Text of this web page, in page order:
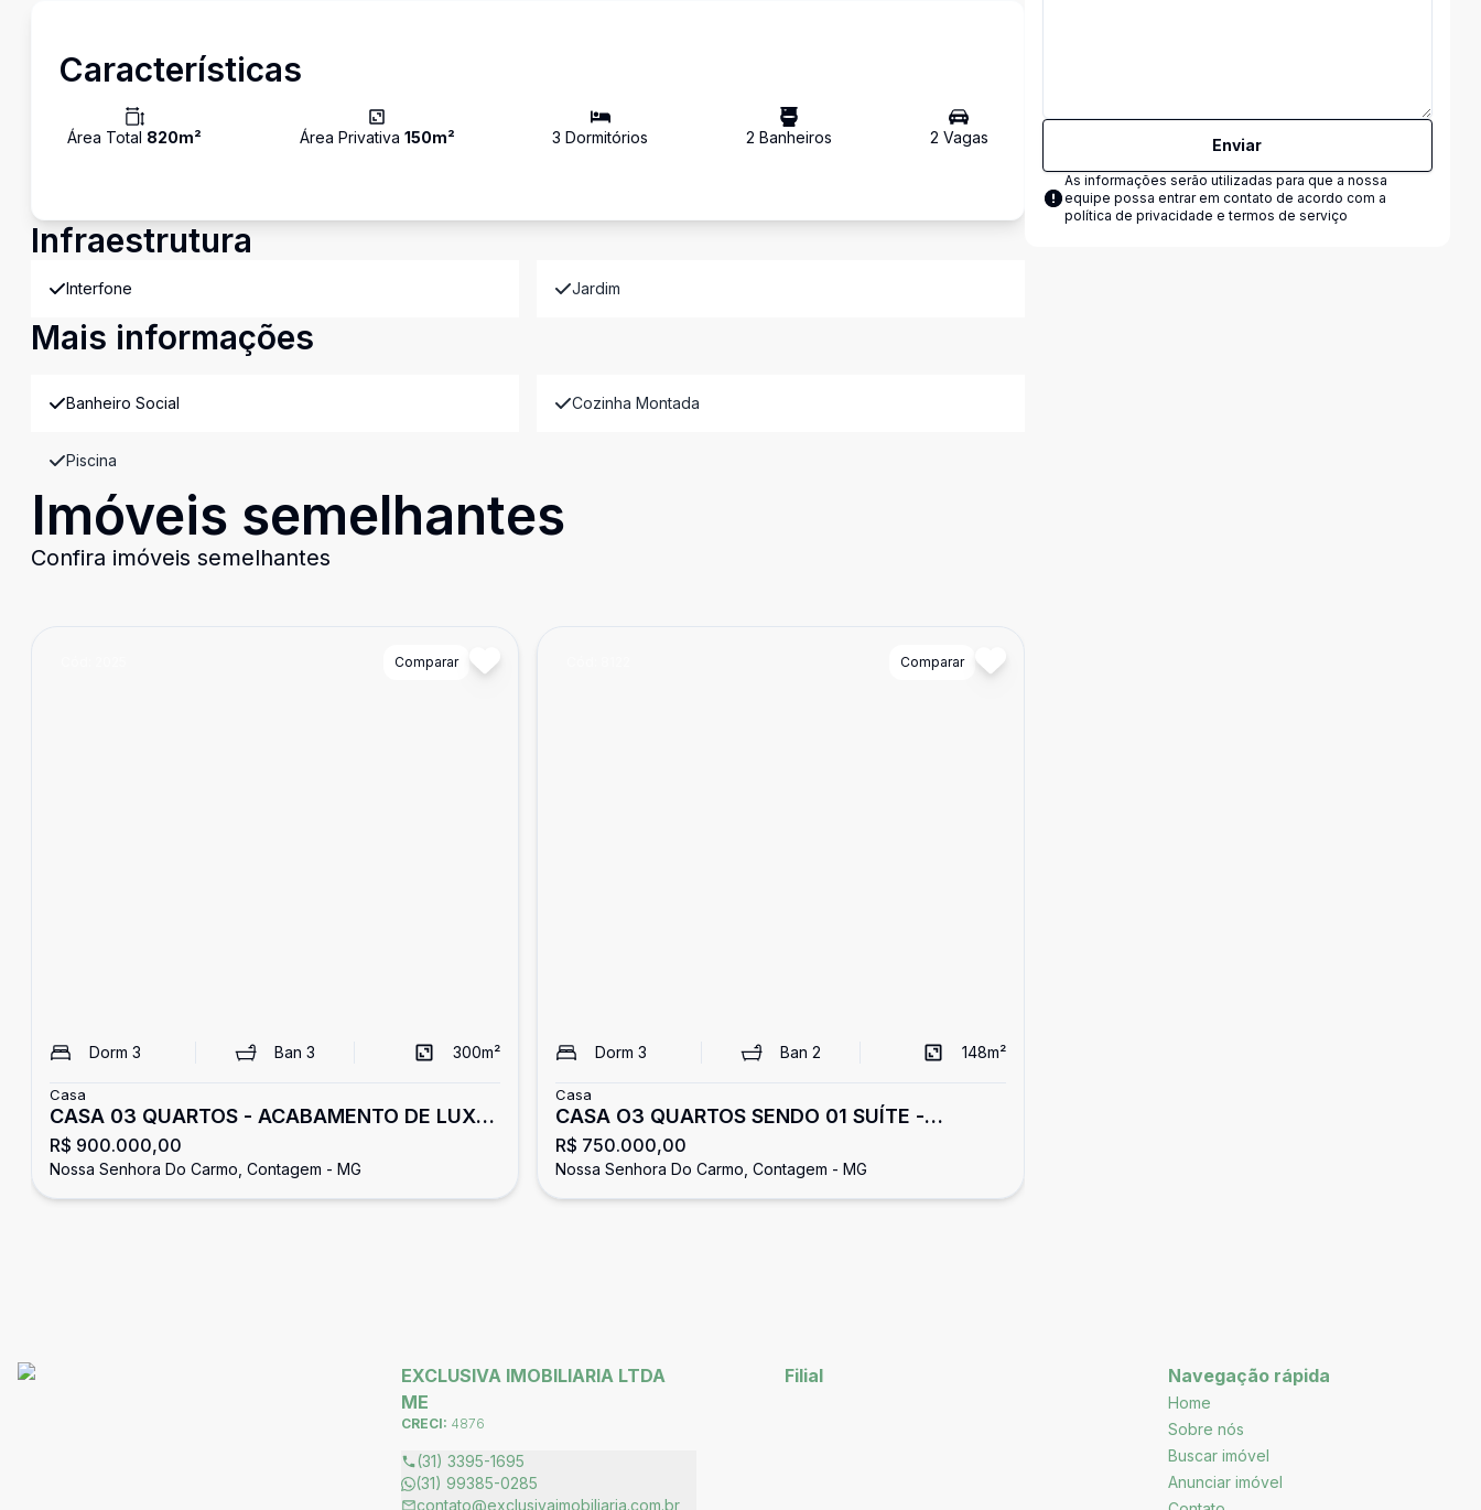
Características
Área Total 820m² Área Privativa 150m² 3 Dormitórios 2 Banheiros 2 Vagas
Infraestrutura
Interfone Jardim
Mais informações
Banheiro Social Cozinha Montada
Piscina
Imóveis semelhantes
Confira imóveis semelhantes
Comparar
Dorm 3 Ban3 300m²
Casa
CASA 03 QUARTOS - ACABAMENTO DE LUXO
- SANTA TEREZINHA
R$ 900.000,00
Nossa Senhora Do Carmo, Contagem - MG
Comparar
Dorm 3 Ban 2 148m²
Casa
CASA O3 QUARTOS SENDO 01 SUÍTE -
PISCINA - NOSSA SENHORA DO CARMO -
CONTAGEM.
R$ 750.000,00
Nossa Senhora Do Carmo, Contagem - MG
Enviar
As informações serão utilizadas para que a nossa
equipe possa entrar em contato de acordo com a
política de privacidade e termos de serviço
EXCLUSIVA IMOBILIARIA LTDA
ME
CRECI: 4876
(31) 3395-1695
(31) 99385-0285
contato@exclusivaimobiliaria.com.br
Filial Navegação rápida
Home
Sobre nós
Buscar imóvel
Anunciar imóvel